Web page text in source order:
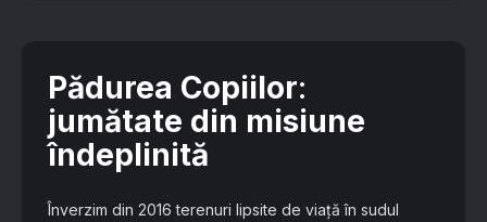
Pădurea Copiilor:
jumătate din misiune
îndeplinită
Înverzim din 2016 terenuri lipsite de viață în sudul